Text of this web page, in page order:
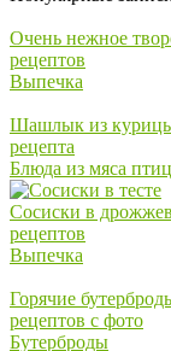
Очень нежное
рецептов
Выпечка
Шашлык из
рецепта
Блюда из мяса
Сосиски в
рецептов
Выпечка
Горячие
рецептов с фото
Бутерброды